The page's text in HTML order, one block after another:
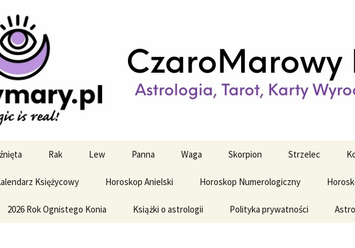
horoskop
i tygodniowy
astrologiczne
Rak Lew Panna Waga Skorpion Strzelec
Księżycowy Horoskop Anielski Horoskop Numerologiczny
2026 Rok Ognistego Konia Książki o astrologii Polityka prywatności